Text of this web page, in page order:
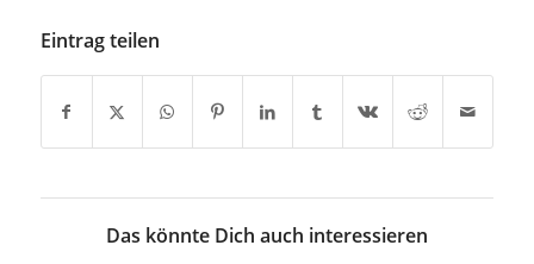
Eintrag teilen
Das könnte Dich auch interessieren